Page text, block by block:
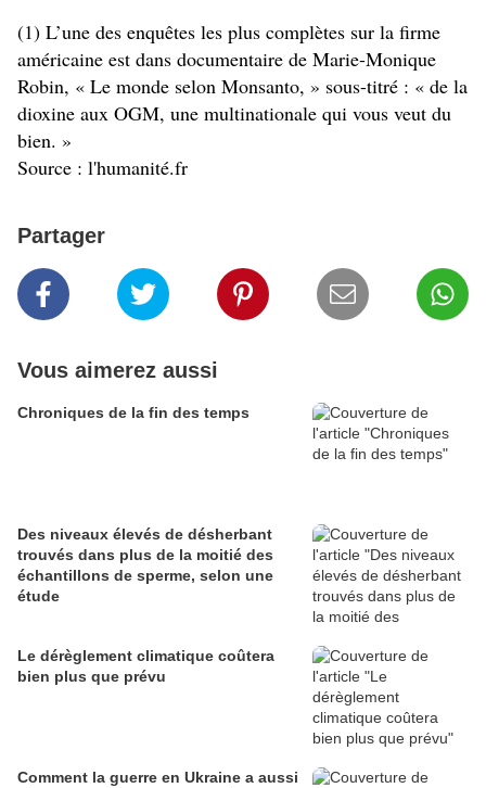
(1) L’une des enquêtes les plus complètes sur la firme
américaine est dans documentaire de Marie-Monique
Robin, « Le monde selon Monsanto, » sous-titré : « de la
dioxine aux OGM, une multinationale qui vous veut du
bien. »
Source : l'humanité.fr
Partager
Vous aimerez aussi
Chroniques de la fin des temps
Des niveaux élevés de désherbant
trouvés dans plus de la moitié des
échantillons de sperme, selon une
étude
Le dérèglement climatique coûtera
bien plus que prévu
Comment la guerre en Ukraine a aussi